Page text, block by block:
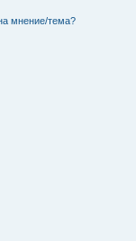
мнение/тема?